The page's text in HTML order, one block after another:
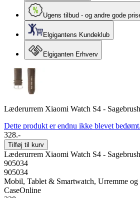
Ugens tilbud - og andre gode
Elgigantens Kundeklub
Elgiganten Erhverv
Læderurrem Xiaomi Watch S4 - Sagebrush
Dette produkt er endnu ikke blevet bedømt.
328.-
Tilføj til kurv
Læderurrem Xiaomi Watch S4 - Sagebrush
905034
905034
Mobil, Tablet & Smartwatch, Urremme og
CaseOnline